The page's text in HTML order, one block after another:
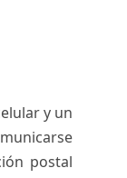
y un
postal